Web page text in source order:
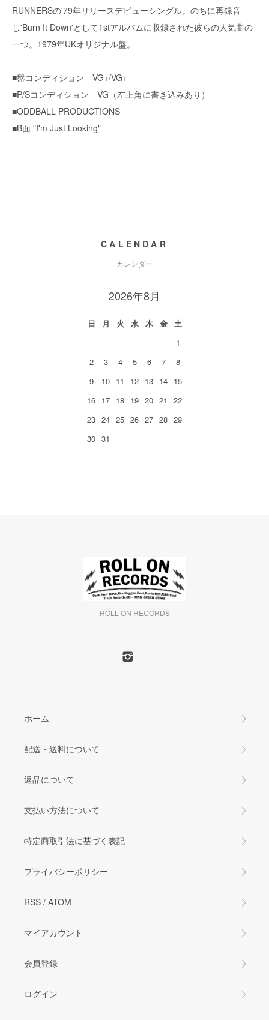
RUNNERSの'79年リリースデビューシングル。のちに再録音
し'Burn It Down'として1stアルバムに収録された彼らの人気曲の
一つ。1979年UKオリジナル盤。
■盤コンディション VG+/VG+
■P/Sコンディション VG（左上角に書き込みあり）
■ODDBALL PRODUCTIONS
■B面 "I'm Just Looking"
CALENDAR
カレンダー
2026年8月
日 月 火 水 木 金
土
1
2
3 4 5 6 7
8
9
10 11 12 13 14 15
16 17 18 19 20 21
22
23 24 25 26 27 28 29
30 31
ROLL ON RECORDS
ホーム
配送・送料について
返品について
支払い方法について
特定商取引法に基づく表記
プライバシーポリシー
RSS / ATOM
マイアカウント
会員登録
ログイン